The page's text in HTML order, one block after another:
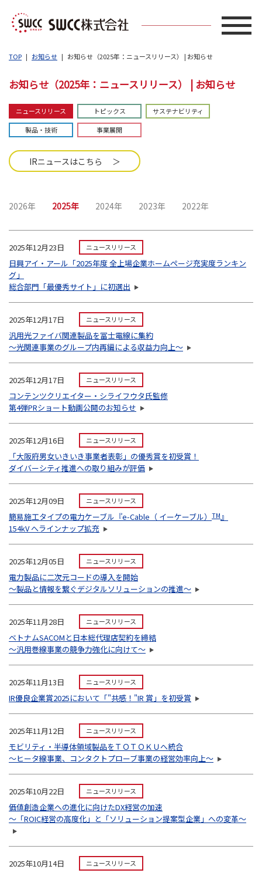
TOP お知らせ お知らせ（2025年：ニュースリリース） | お知らせ
お知らせ（2025年：ニュースリリース） | お知らせ
ニュースリリース トピックス
サステナビリティ
製品・技術
事業展開
IRニュースはこちら ＞
2026年 2025年 2024年 2023年 2022年
2025年12月23日 ニュースリリース
日興アイ・アール「2025年度 全上場企業ホームページ充実度ランキン
グ」
総合部門「最優秀サイト」に初選出
2025年12月17日 ニュースリリース
汎用光ファイバ関連製品を冨士電線に集約
～光関連事業のグループ内再編による収益力向上～
2025年12月17日 ニュースリリース
コンテンツクリエイター・シライフウタ氏監修
第4弾PRショート動画公開のお知らせ
2025年12月16日 ニュースリリース
「大阪府男女いきいき事業者表彰」の優秀賞を初受賞！
ダイバーシティ推進への取り組みが評価
2025年12月09日 ニュースリリース
簡易施工タイプの電力ケーブル『e-Cable（ イーケーブル） TM』
154kV へラインナップ拡充
2025年12月05日 ニュースリリース
電力製品に二次元コードの導入を開始
～製品と情報を繋ぐデジタルソリューションの推進～
2025年11月28日 ニュースリリース
ベトナムSACOMと日本総代理店契約を締結
～汎用巻線事業の競争力強化に向けて～
2025年11月13日 ニュースリリース
IR優良企業賞2025において「"共感！"IR 賞」を初受賞
2025年11月12日 ニュースリリース
モビリティ・半導体領域製品をＴＯＴＯＫＵへ統合
〜ヒータ線事業、コンタクトプローブ事業の経営効率向上〜
2025年10月22日 ニュースリリース
価値創造企業への進化に向けたDX経営の加速
～「ROIC経営の高度化」と「ソリューション提案型企業」への変革～
2025年10月14日 ニュースリリース